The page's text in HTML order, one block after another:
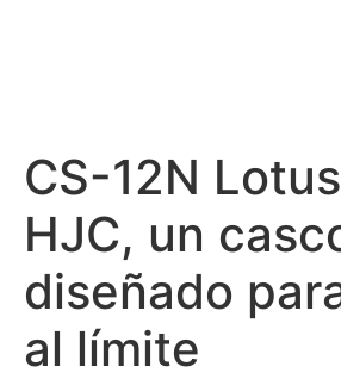
CS-12N
HJC, un
diseñado
al límite